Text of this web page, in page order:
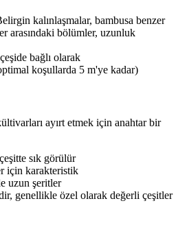
kalınlaşmalar, bambusa benzer
arasındaki bölümler, uzunluk
bağlı olarak
koşullarda 5 m'ye kadar)
ayırt etmek için anahtar bir
sık görülür
için karakteristik
uzun şeritler
genellikle özel olarak değerli çeşitler